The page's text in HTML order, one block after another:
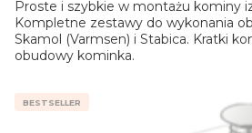
Proste i szybkie w montażu kominy
Kompletne zestawy do wykonania
Skamol (Varmsen) i Stabica. Kratki
obudowy kominka.
BESTSELLER